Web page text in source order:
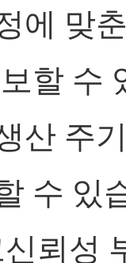
에 맞
할 수
산 주
수 있
뢰성